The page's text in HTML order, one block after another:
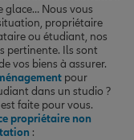
glace… Nous vous
propriétaire
ou étudiant, nos
pertinente. Ils sont
vos biens à assurer.
pour
dans un studio ?
faite pour vous.
propriétaire non
: